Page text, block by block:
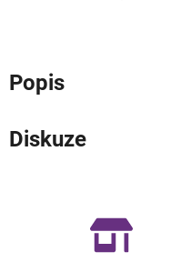
Popis
Diskuze